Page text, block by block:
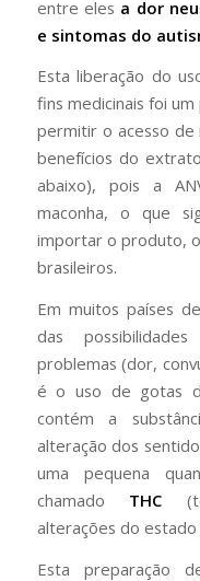
entre eles a dor
e sintomas do
Esta liberação do
fins medicinais foi
permitir o acesso de
benefícios do
abaixo), pois a
maconha, o que
importar o produto,
brasileiros.
Em muitos países
das
problemas (dor,
é o uso de gotas
contém a
alteração dos
uma pequena
chamado THC
alterações do estado
Esta preparação